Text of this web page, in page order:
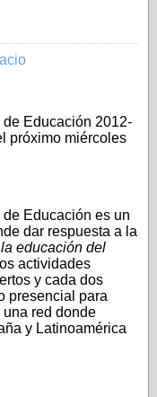
Educación 2012-
próximo miércoles
Educación es un
dar respuesta a la
educación del
actividades
y cada dos
presencial para
red donde
y Latinoamérica